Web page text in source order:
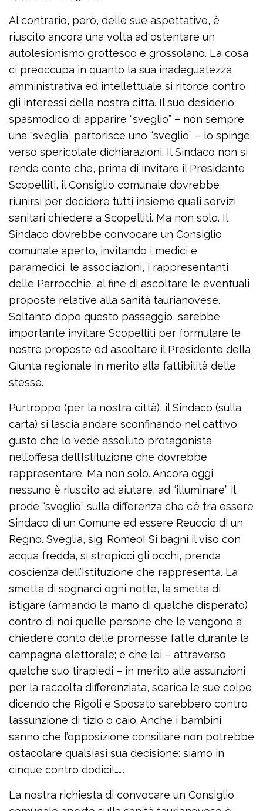
Al contrario, però, delle sue aspettative, è
riuscito ancora una volta ad ostentare un
autolesionismo grottesco e grossolano. La cosa
ci preoccupa in quanto la sua inadeguatezza
amministrativa ed intellettuale si ritorce contro
gli interessi della nostra città. Il suo desiderio
spasmodico di apparire “sveglio” – non sempre
una “sveglia” partorisce uno “sveglio” – lo spinge
verso spericolate dichiarazioni. Il Sindaco non si
rende conto che, prima di invitare il Presidente
Scopelliti, il Consiglio comunale dovrebbe
riunirsi per decidere tutti insieme quali servizi
sanitari chiedere a Scopelliti. Ma non solo. Il
Sindaco dovrebbe convocare un Consiglio
comunale aperto, invitando i medici e
paramedici, le associazioni, i rappresentanti
delle Parrocchie, al fine di ascoltare le eventuali
proposte relative alla sanità taurianovese.
Soltanto dopo questo passaggio, sarebbe
importante invitare Scopelliti per formulare le
nostre proposte ed ascoltare il Presidente della
Giunta regionale in merito alla fattibilità delle
stesse.
Purtroppo (per la nostra città), il Sindaco (sulla
carta) si lascia andare sconfinando nel cattivo
gusto che lo vede assoluto protagonista
nell’offesa dell’Istituzione che dovrebbe
rappresentare. Ma non solo. Ancora oggi
nessuno è riuscito ad aiutare, ad “illuminare” il
prode “sveglio” sulla differenza che c’è tra essere
Sindaco di un Comune ed essere Reuccio di un
Regno. Sveglia, sig. Romeo! Si bagni il viso con
acqua fredda, si stropicci gli occhi, prenda
coscienza dell’Istituzione che rappresenta. La
smetta di sognarci ogni notte, la smetta di
istigare (armando la mano di qualche disperato)
contro di noi quelle persone che le vengono a
chiedere conto delle promesse fatte durante la
campagna elettorale; e che lei – attraverso
qualche suo tirapiedi – in merito alle assunzioni
per la raccolta differenziata, scarica le sue colpe
dicendo che Rigoli e Sposato sarebbero contro
l’assunzione di tizio o caio. Anche i bambini
sanno che l’opposizione consiliare non potrebbe
ostacolare qualsiasi sua decisione: siamo in
cinque contro dodici!…….
La nostra richiesta di convocare un Consiglio